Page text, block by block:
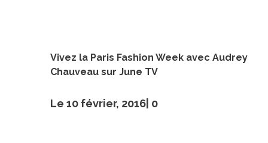
Vivez la Paris Fashion Week avec Audrey
Chauveau sur June TV
Le 10 février, 2016| 0